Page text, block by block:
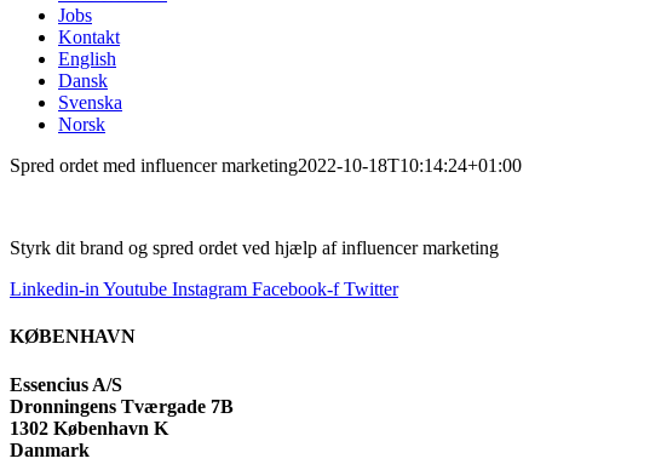
Jobs
Kontakt
English
Dansk
Svenska
Norsk
Spred ordet med influencer marketing2022-10-18T10:14:24+01:00
Styrk dit brand og spred ordet ved hjælp af influencer marketing
Linkedin-in Youtube Instagram Facebook-f Twitter
KØBENHAVN
Essencius A/S
Dronningens Tværgade 7B
1302 København K
Danmark